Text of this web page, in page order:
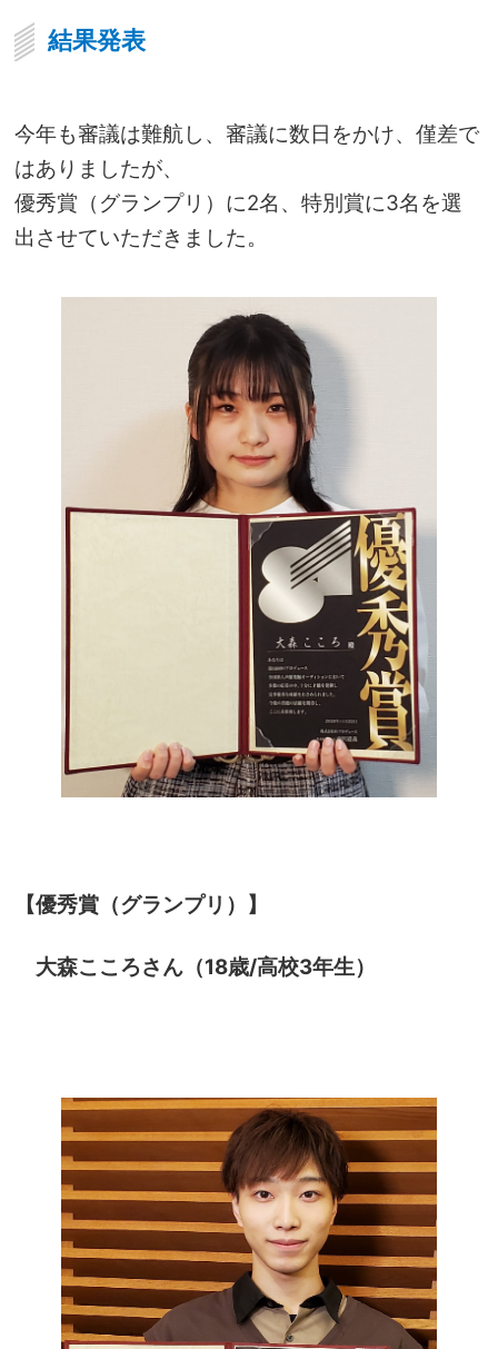
結果発表
今年も審議は難航し、審議に数日をかけ、僅差で
はありましたが、
優秀賞（グランプリ）に2名、特別賞に3名を選
出させていただきました。
【優秀賞（グランプリ）】
大森こころさん（18歳/高校3年生）